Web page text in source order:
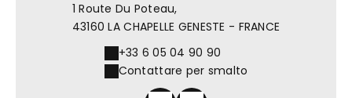
1 Route Du Poteau,
43160 LA CHAPELLE GENESTE - FRANCE
+33 6 05 04 90 90
Contattare per smalto